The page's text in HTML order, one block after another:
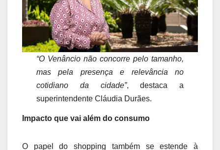
“O Venâncio não concorre pelo tamanho,
mas pela presença e relevância no
cotidiano da cidade”, destaca a
superintendente Cláudia Durães.
Impacto que vai além do consumo
O papel do shopping também se estende à